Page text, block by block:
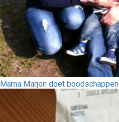
Mama Marjon doet boodschappen